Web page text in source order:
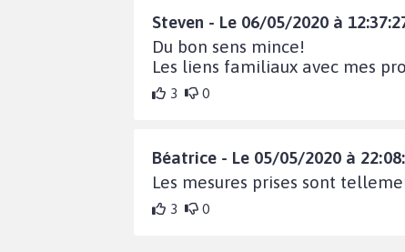
Steven - Le 06/05/2020 à
Du bon sens mince!
Les liens familiaux avec mes
3 0
Béatrice - Le 05/05/2020 à
Les mesures prises sont
3 0